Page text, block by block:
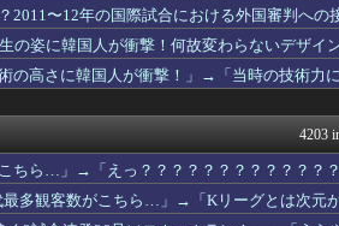
世界は
なぜイギリスでは騒音を許...
ガラパ
、日米協調為替介入のため...
Red4 海
ン・ウォンオ候補に、オ・...
韓国ニ
心だ！」（海外の反応）
海外さ
海外の
こちら…」→「Kリーグと...
海外ト
気がなくなって...
かんに
、釜山北区甲ではハ・ジ...
韓国ニ
2011〜12年の国際試合における外国審判への
の姿に韓国人が衝撃！何故変わらないデザイ
の高さに韓国人が衝撃！」→「当時の技術力
4203
ちら…」→「えっ？？？？？？？？？？？？
最多観客数がこちら…」→「Kリーグとは次元